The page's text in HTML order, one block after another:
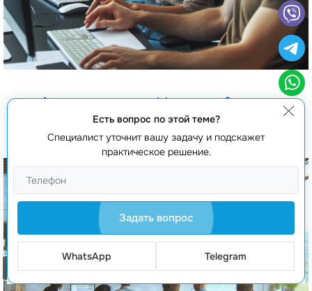
Аутсорсинг и аутстаффинг разработки на
Symfony
Есть вопрос по этой теме?
Специалист уточнит вашу задачу и подскажет
практическое решение.
Задать вопрос
WhatsApp Telegram
Заказать звонок